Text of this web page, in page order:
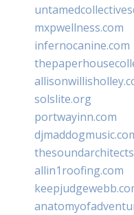
mxpwellness.com
infernocanine.com
solslite.org
portwayinn.com
allin1roofing.com